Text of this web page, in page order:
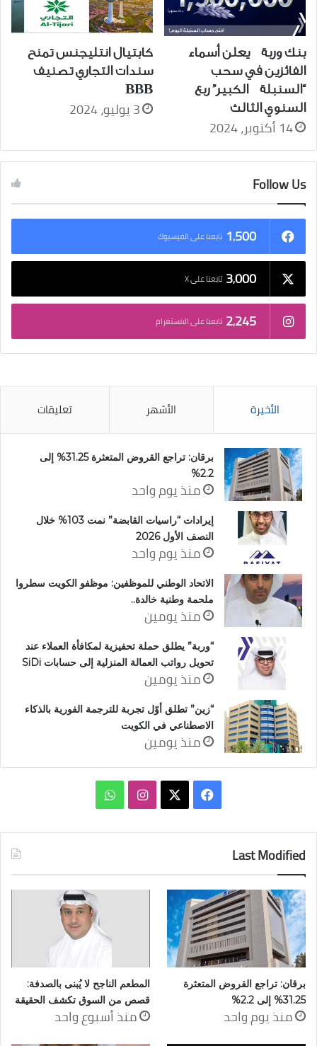
بنك وربة يعلن أسماء
الفائزين في سحب
“السنبلة الكبير” ربع
السنوي الثالث
14 أكتوبر، 2024
كابتيال انتليجنس تمنح
سندات التجاري تصنيف
BBB
3 يوليو، 2024
Follow Us
1٬500 تابعنا على الفيسبوك
3٬000 تابعنا على X
2٬245 تابعنا على الانستغرام
الأخيرة الأشهر تعليقات
برقان: تراجع القروض المتعثرة 31.25% إلى
2.2%
منذ يوم واحد
إيرادات “راسيات القابضة” نمت 103% خلال
النصف الأول 2026
منذ يوم واحد
الاتحاد الوطني للموظفين: موظفو الكويت سطروا
ملحمة وطنية خالدة..
منذ يومين
“وربة” يطلق حملة تحفيزية لمكافأة العملاء عند
تحويل رواتب العمالة المنزلية إلى حسابات SiDi
منذ يومين
“زين” تطلق أوّل تجربة للترجمة الفورية بالذكاء
الاصطناعي في الكويت
منذ يومين
فيسبوك انستقرامواتساب
Last Modified
برقان: تراجع القروض المتعثرة
31.25% إلى 2.2%
منذ يوم واحد
المطعم الناجح لا يُبنى بالصدفة:
قصص من السوق تكشف الحقيقة
منذ أسبوع واحد